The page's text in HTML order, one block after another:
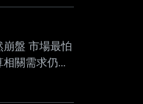
停，但連
盤 市場最怕
關需求仍然
常有限 況